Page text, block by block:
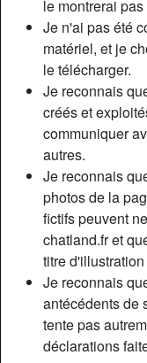
le montrerai
Je n'ai pas été
matériel, et je
le télécharger.
Je reconnais
créés et
communiquer
autres.
Je reconnais
photos de la
fictifs peuvent
chatland.fr et
titre
Je reconnais
antécédents de
tente pas
déclarations
Département:
Sexe:
Sexualité:
Relation:
Couleur des yeux:
Poids:
Épilé(e):
Fumeur(euse):
Description
On me dit souvent
trouves aussi ?
c’est que je
cette époque pour
M’enfin pour